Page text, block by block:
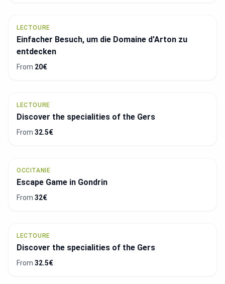
LECTOURE
Einfacher Besuch, um die Domaine d'Arton zu
entdecken
From 20€
LECTOURE
Discover the specialities of the Gers
From 32.5€
OCCITANIE
Escape Game in Gondrin
From 32€
LECTOURE
Discover the specialities of the Gers
From 32.5€